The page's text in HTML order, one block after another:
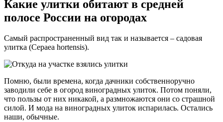
Какие улитки обитают в средней
полосе России на огородах
Самый распространенный вид так и называется – садовая
улитка (Cepaea hortensis).
Помню, были времена, когда дачники собственноручно
заводили себе в огород виноградных улиток. Потом поняли,
что пользы от них никакой, а размножаются они со страшной
силой. И мода на виноградных улиток испарилась. Остались
наши, обычные.